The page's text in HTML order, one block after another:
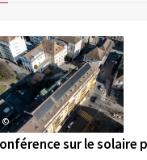
©
sur le solaire